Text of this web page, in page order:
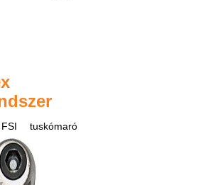
FSI tuskómaró